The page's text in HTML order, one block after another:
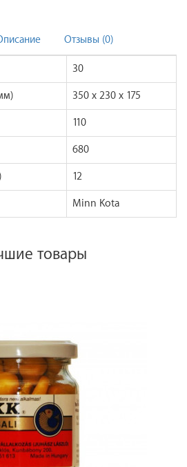
Отзывы (0)
30
350 х 230 х 175
110
680
12
Minn Kota
товары